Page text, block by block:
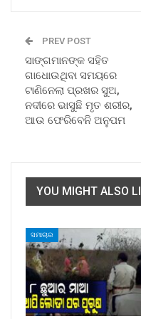
PREV POST
ସାଙ୍ଗମାନଙ୍କ ସହିତ
ଗାଧୋଉଥିବା ସମୟରେ
ଟାଣିନେଲା ପ୍ରଖର ସୁଅ,
ନଦୀରେ ଭାସୁଛି ମୃତ ଶରୀର,
ଆଉ ଫେରିବେନି ଅନୁପମ
YOU MIGHT ALSO
ସମାଚାର